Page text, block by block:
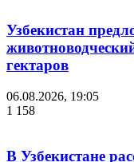
Узбекистан
гектаров
06.08.2026, 19:05
1 158
В Узбекистане